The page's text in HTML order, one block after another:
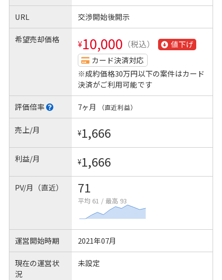
URL 交渉開始後開示
希望売却価格 ¥10,000 （税込）
値下げ
カード決済対応
※成約価格30万円以下の案件はカード
決済がご利用可能です
評価倍率 7ヶ月 （直近利益）
売上/月 ¥1,666
利益/月 ¥1,666
PV/月（直近） 71
平均 61 / 最高 93
運営開始時期 2021年07月
現在の運営状
況
未設定